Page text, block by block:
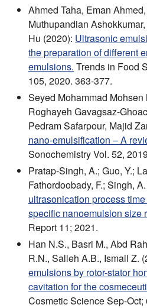
Ahmed Taha, Eman
Muthupandian
Hu (2020): Ultrasonic
the preparation of different
emulsions. Trends in Food
105, 2020. 363-377.
Seyed Mohammad Mohsen
Roghayeh Gavagsaz-
Pedram Safarpour, Majid
nano-emulsification – A
Sonochemistry Vol. 52,
Pratap-Singh, A.; Guo, Y.;
Fathordoobady, F.; Singh,
ultrasonication process
specific nanoemulsion size
Report 11; 2021.
Han N.S., Basri M., Abd
R.N., Salleh A.B., Ismail Z.
emulsions by rotor-stator
cavitation for the
Cosmetic Science Sep-Oct;